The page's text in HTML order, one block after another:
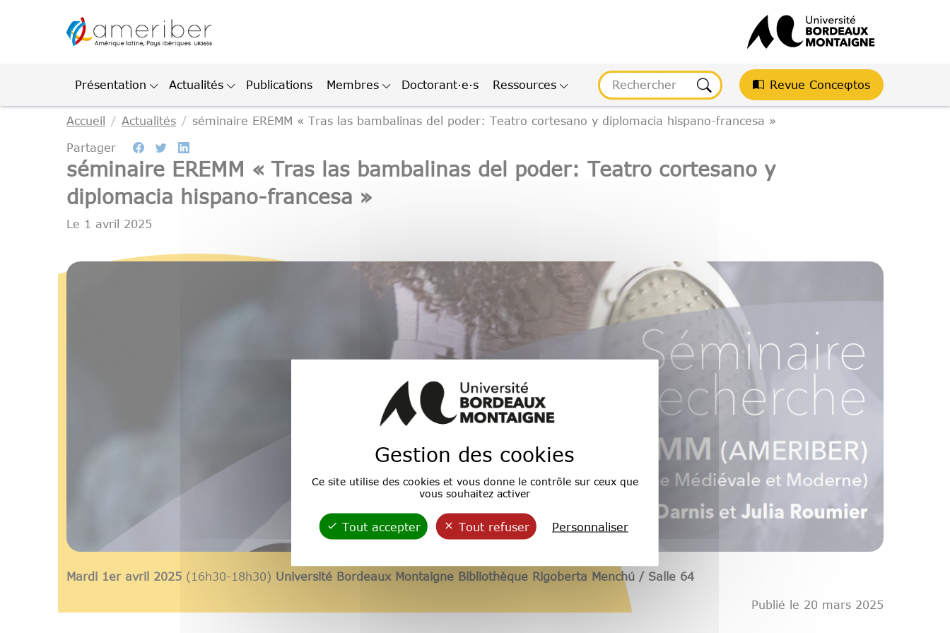
Présentation Actualités Publications Membres Doctorant·e·s Ressources Revue Conceφtos
Accueil Actualités séminaire EREMM « Tras las bambalinas del poder: Teatro cortesano y diplomacia hispano-francesa »
Partager
séminaire EREMM « Tras las bambalinas del poder: Teatro cortesano y
diplomacia hispano-francesa »
Le 1 avril 2025
Mardi 1 er avril 2025 (16h30-18h30) Université Bordeaux Montaigne Bibliothèque Rigoberta Menchú / Salle 64
Publié le 20 mars 2025
Gestion des cookies
Ce site utilise des cookies et vous donne le contrôle sur ceux que
vous souhaitez activer
Tout accepter Tout refuser Personnaliser